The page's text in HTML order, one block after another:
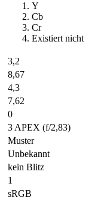
Y
Cb
Cr
Existiert nicht
3,2
8,67
4,3
7,62
0
3 APEX (f/2,83)
Muster
Unbekannt
kein Blitz
1
sRGB